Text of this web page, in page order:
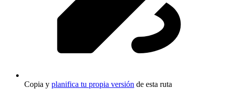
Copia y planifica tu propia versión de esta ruta